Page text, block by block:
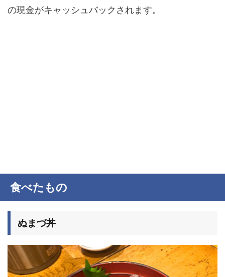
の現金がキャッシュバックされます。
食べたもの
ぬまづ丼